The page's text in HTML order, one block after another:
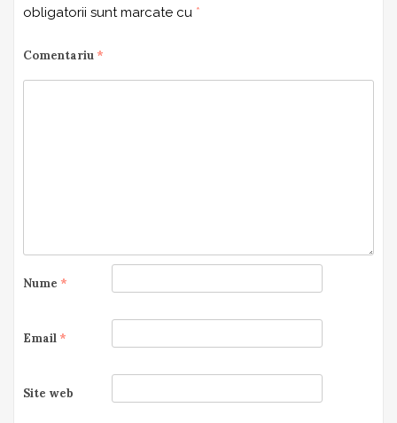
obligatorii sunt marcate cu *
Comentariu *
Nume *
Email *
Site web